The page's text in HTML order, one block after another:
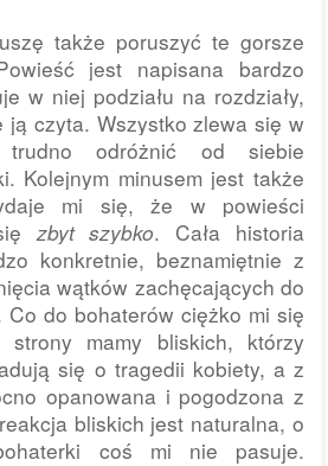
także poruszyć te gorsze
jest napisana bardzo
w niej podziału na rozdziały,
ją czyta. Wszystko zlewa się w
odróżnić od siebie
Kolejnym minusem jest także
mi się, że w powieści
zbyt szybko. Cała historia
konkretnie, beznamiętnie z
wątków zachęcających do
Co do bohaterów ciężko mi się
mamy bliskich, którzy
się o tragedii kobiety, a z
opanowana i pogodzona z
bliskich jest naturalna, o
coś mi nie pasuje.